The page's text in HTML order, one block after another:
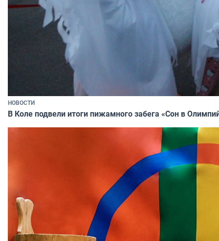
НОВОСТИ
В Коле подвели итоги пижамного забега «Сон в